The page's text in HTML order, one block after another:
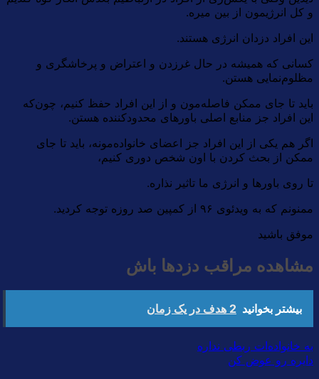
و کل انرژیمون از بین میره.
این افراد دزدان انرژی هستند.
کسانی که همیشه در حال غرزدن و اعتراض و پرخاشگری و
مظلوم‌نمایی هستن.
باید تا جای ممکن فاصله‌مون و از این افراد حفظ کنیم، چون‌که
این افراد جز منابع اصلی باورهای محدودکننده هستن.
اگر هم یکی از این افراد جز اعضای خانواده‌مونه، باید تا جای
ممکن از بحث کردن با اون شخص دوری کنیم،
تا روی باورها و انرژی ما تاثیر نذاره.
ممنونم که به ویدئوی ۹۶ از کمپین صد روزه توجه کردید.
موفق باشید
مشاهده مراقب دزدها باش
بیشتر بخوانید 2 هدف در یک زمان
به خانواده‌ات ربطی نداره
دایره رو عوض کن